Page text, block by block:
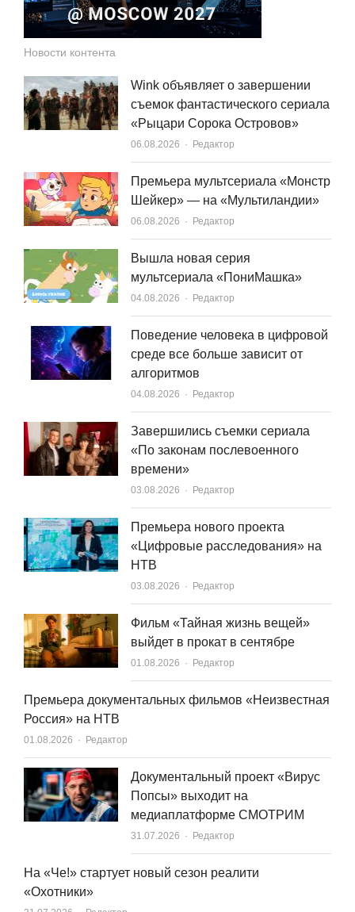
Новости контента
Wink объявляет о завершении
съемок фантастического сериала
«Рыцари Сорока Островов»
06.08.2026 Author
Редактор
Премьера мультсериала «Монстр
Шейкер» — на «Мультиландии»
06.08.2026 Author
Редактор
Вышла новая серия
мультсериала «ПониМашка»
04.08.2026 Author
Редактор
Поведение человека в цифровой
среде все больше зависит от
алгоритмов
04.08.2026 Author
Редактор
Завершились съемки сериала
«По законам послевоенного
времени»
03.08.2026 Author
Редактор
Премьера нового проекта
«Цифровые расследования» на
НТВ
03.08.2026 Author
Редактор
Фильм «Тайная жизнь вещей»
выйдет в прокат в сентябре
01.08.2026 Author
Редактор
Премьера документальных фильмов «Неизвестная
Россия» на НТВ
01.08.2026 Author
Редактор
Документальный проект «Вирус
Попсы» выходит на
медиаплатформе СМОТРИМ
31.07.2026 Author
Редактор
На «Че!» стартует новый сезон реалити
«Охотники»